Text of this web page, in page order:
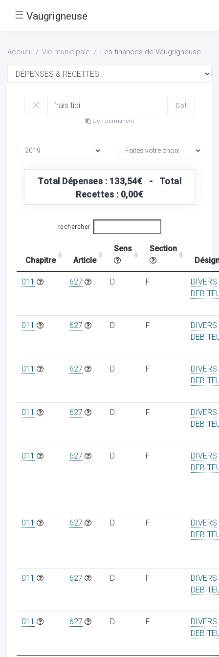
☰ Vaugrigneuse
Accueil Vie municipale Les finances de Vaugrigneuse
Go!
Lien permanent
Total Dépenses : 133,54€ - Total
Recettes : 0,00€
rechercher
Chapitre Article
Sens
Section
011 627 D F
DIVERS
011 627 D F
DIVERS
011 627 D F
DIVERS
011 627 D F
DIVERS
011 627 D F
DIVERS
011 627 D F
DIVERS
011 627 D F
DIVERS
011 627 D F
DIVERS